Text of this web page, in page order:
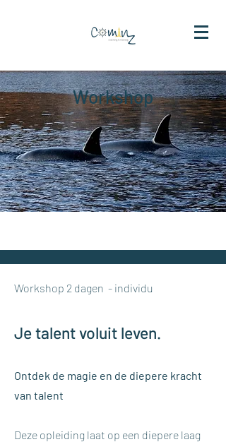
Workshop
Workshop 2 dagen - individu
Je talent voluit leven.
Ontdek de magie en de diepere kracht
van talent
Deze opleiding laat op een diepere laag